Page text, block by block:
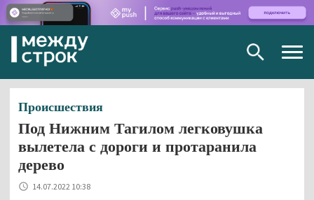
Происшествия
Под Нижним Тагилом легковушка
вылетела с дороги и протаранила
дерево
14.07.2022 10:38